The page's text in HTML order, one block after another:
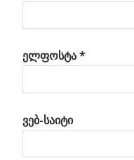
ელფოსტა*
ვებ-საიტი